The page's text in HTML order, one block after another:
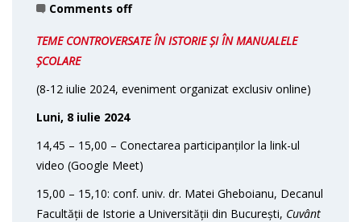
Comments off
TEME CONTROVERSATE ÎN ISTORIE ȘI ÎN MANUALELE
ȘCOLARE
(8-12 iulie 2024, eveniment organizat exclusiv online)
Luni, 8 iulie 2024
14,45 – 15,00 – Conectarea participanților la link-ul
video (Google Meet)
15,00 – 15,10: conf. univ. dr. Matei Gheboianu, Decanul
Facultății de Istorie a Universității din București, Cuvânt